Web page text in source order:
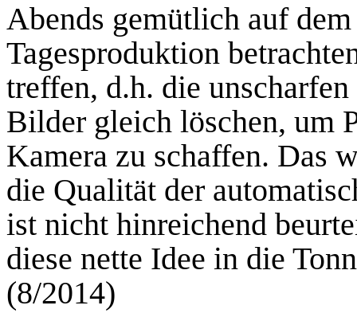
Abends gemütlich auf
Tagesproduktion
treffen, d.h. die
Bilder gleich löschen, um
Kamera zu schaffen. Das
die Qualität der
ist nicht hinreichend
diese nette Idee in die
(8/2014)